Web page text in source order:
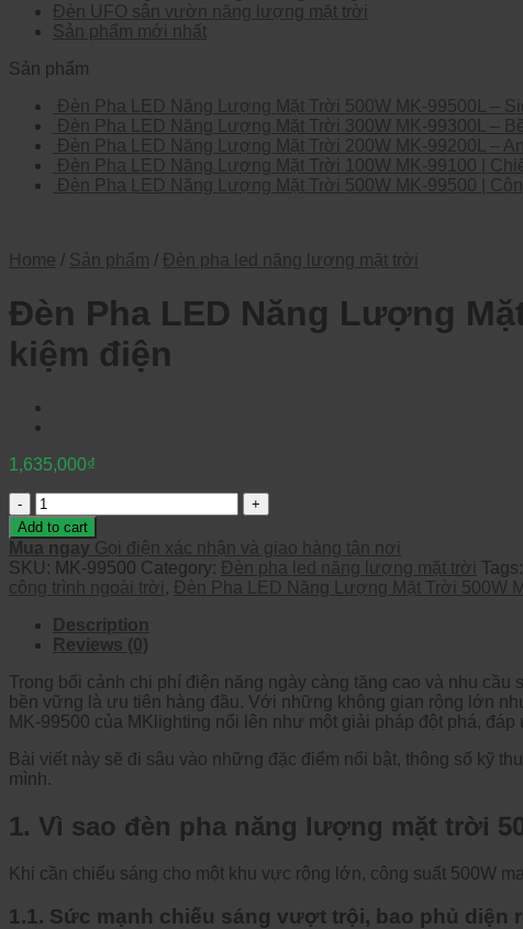
Đèn UFO sân vườn năng lượng mặt trời
Sản phẩm mới nhất
Sản phẩm
Đèn Pha LED Năng Lượng Mặt Trời 500W MK-99500L –
Đèn Pha LED Năng Lượng Mặt Trời 300W MK-99300L –
Đèn Pha LED Năng Lượng Mặt Trời 200W MK-99200L –
Đèn Pha LED Năng Lượng Mặt Trời 100W MK-99100 |
Đèn Pha LED Năng Lượng Mặt Trời 500W MK-99500 |
Home / Sản phẩm / Đèn pha led năng lượng mặt trời
Đèn Pha LED Năng Lượng
kiệm điện
1,635,000₫
Quantity
Add to cart
Mua ngay Gọi điện xác nhận và giao hàng tận nơi
SKU: MK-99500 Category: Đèn pha led năng lượng mặt trời Tags:
công trình ngoài trời , Đèn Pha LED Năng Lượng Mặt Trời 500W
Description
Reviews (0)
Trong bối cảnh chi phí điện năng ngày càng tăng cao và nhu cầu
bền vững l à ưu tiên hàng đầu. Với những không gian rộng lớn nh
MK-99500 của MKlighting nổi l ên như một giải pháp đột phá, đáp
Bài viết này sẽ đi sâu vào những đặc điểm nổi bật, thông số kỹ
mình.
1. Vì sao đèn pha năng lượng mặt trời
Khi cần chiếu sáng cho một khu vực rộng lớn, công suất 500W
1.1. Sức mạnh chiếu sáng vượt trội, bao phủ diện